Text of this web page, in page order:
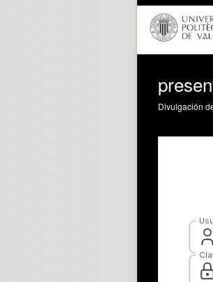
Divulgación